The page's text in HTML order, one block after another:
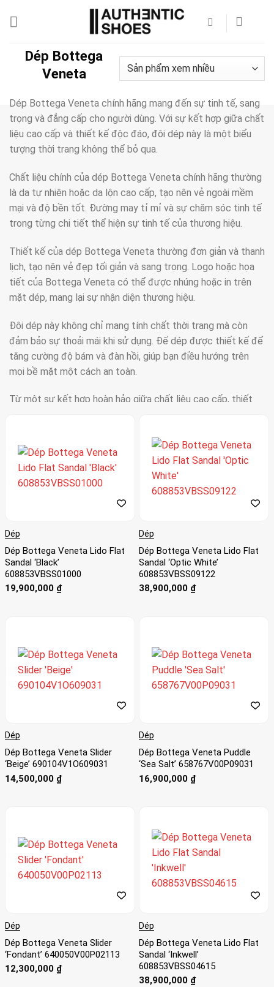
Dép Bottega
Veneta
Dép Bottega Veneta chính hãng mang đến sự tinh tế, sang
trọng và đẳng cấp cho người dùng. Với sự kết hợp giữa chất
liệu cao cấp và thiết kế độc đáo, đôi dép này là một biểu
tượng thời trang không thể bỏ qua.
Chất liệu chính của dép Bottega Veneta chính hãng thường
là da tự nhiên hoặc da lộn cao cấp, tạo nên vẻ ngoài mềm
mại và độ bền tốt. Đường may tỉ mỉ và sự chăm sóc tinh tế
trong từng chi tiết thể hiện sự tinh tế của thương hiệu.
Thiết kế của dép Bottega Veneta thường đơn giản và thanh
lịch, tạo nên vẻ đẹp tối giản và sang trọng. Logo hoặc họa
tiết của Bottega Veneta có thể được nhúng hoặc in trên
mặt dép, mang lại sự nhận diện thương hiệu.
Đôi dép này không chỉ mang tính chất thời trang mà còn
đảm bảo sự thoải mái khi sử dụng. Đế dép được thiết kế để
tăng cường độ bám và đàn hồi, giúp bạn điều hướng trên
mọi bề mặt một cách an toàn.
Từ một sự kết hợp hoàn hảo giữa chất liệu cao cấp, thiết
của bạn. Đôi dép này không chỉ là một phụ kiện thời trang
mà còn là một biểu tượng của sự sang trọng và đẳng cấp.
Dép
Dép Bottega Veneta Lido Flat
Sandal ‘Black’
608853VBSS01000
19,900,000 ₫
Dép
Dép Bottega Veneta Lido Flat
Sandal ‘Optic White’
608853VBSS09122
38,900,000 ₫
Dép
Dép Bottega Veneta Slider
‘Beige’ 690104V1O609031
14,500,000 ₫
Dép
Dép Bottega Veneta Puddle
‘Sea Salt’ 658767V00P09031
16,900,000 ₫
Dép
Dép Bottega Veneta Slider
‘Fondant’ 640050V00P02113
12,300,000 ₫
Dép
Dép Bottega Veneta Lido Flat
Sandal ‘Inkwell’
608853VBSS04615
38,900,000 ₫